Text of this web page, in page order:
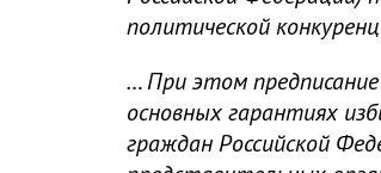
политической
… При этом
основных гарантиях
граждан Российской